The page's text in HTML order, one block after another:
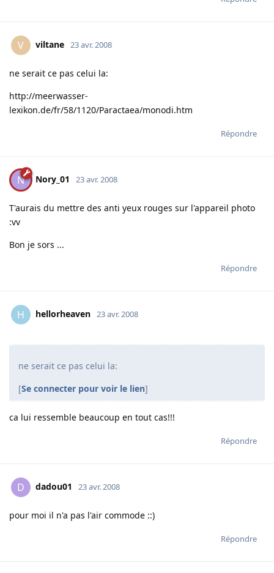
V viltane 23 avr. 2008
ne serait ce pas celui la:
http://meerwasser-
lexikon.de/fr/58/1120/Paractaea/monodi.htm
Répondre
N Nory_01 23 avr. 2008
T'aurais du mettre des anti yeux rouges sur l'appareil photo
:vv
Bon je sors ...
Répondre
H hellorheaven 23 avr. 2008
ne serait ce pas celui la:
[Se connecter pour voir le lien]
ca lui ressemble beaucoup en tout cas!!!
Répondre
D dadou01 23 avr. 2008
pour moi il n'a pas l'air commode ::)
Répondre